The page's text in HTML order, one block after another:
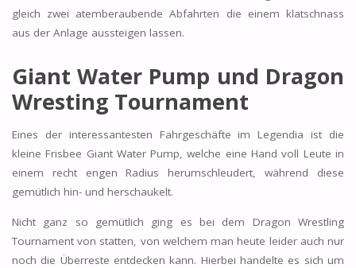
gleich zwei atemberaubende Abfahrten die einem klatschnass
aus der Anlage aussteigen lassen.
Giant Water Pump und Dragon
Wresting Tournament
Eines der interessantesten Fahrgeschäfte im Legendia ist die
kleine Frisbee Giant Water Pump, welche eine Hand voll Leute in
einem recht engen Radius herumschleudert, während diese
gemütlich hin- und herschaukelt.
Nicht ganz so gemütlich ging es bei dem Dragon Wrestling
Tournament von statten, von welchem man heute leider auch nur
noch die Überreste entdecken kann. Hierbei handelte es sich um